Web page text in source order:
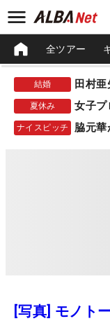
全ツアー
結婚 田村
夏休み 女子プ
ナイスピッチ 脇元華
[写真] モノト